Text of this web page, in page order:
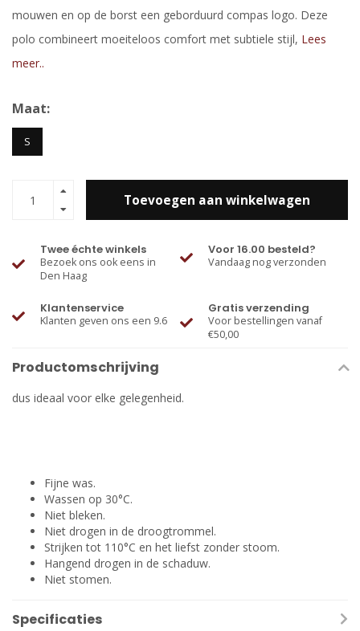
mouwen en op de borst een geborduurd compas logo. Deze
polo combineert moeiteloos comfort met subtiele stijl, Lees
meer..
Maat:
S
Toevoegen aan winkelwagen
Twee échte winkels
Bezoek ons ook eens in
Den Haag
Voor 16.00 besteld?
Vandaag nog verzonden
Klantenservice
Klanten geven ons een 9.6
Gratis verzending
Voor bestellingen vanaf
€50,00
Productomschrijving
dus ideaal voor elke gelegenheid.
Fijne was.
Wassen op 30°C.
Niet bleken.
Niet drogen in de droogtrommel.
Strijken tot 110°C en het liefst zonder stoom.
Hangend drogen in de schaduw.
Niet stomen.
Specificaties